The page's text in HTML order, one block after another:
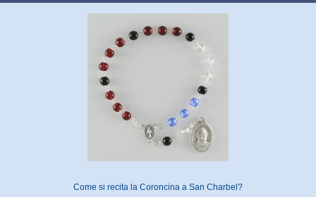
Come si recita la Coroncina a San Charbel?